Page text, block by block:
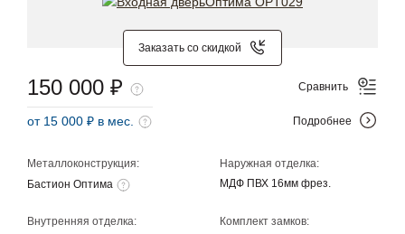
Заказать со скидкой
Металлоконструкция:
Бастион Оптима
Наружная отделка:
МДФ ПВХ 16мм фрез.
Внутренняя отделка:
Комплект замков:
150 000 ₽
от 15 000 ₽ в мес.
Сравнить
Подробнее